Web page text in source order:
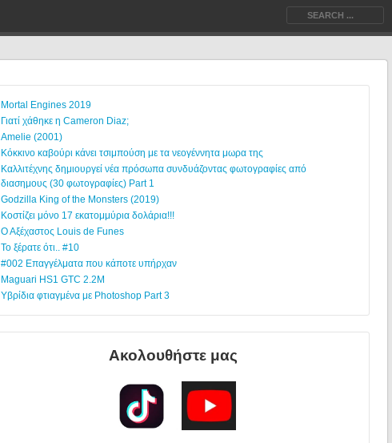
Mortal Engines 2019
Γιατί χάθηκε η Cameron Diaz;
Amelie (2001)
Κόκκινο καβούρι κάνει τσιμπούση με τα νεογέννητα μωρα της
Kαλλιτέχνης δημιουργεί νέα πρόσωπα συνδυάζοντας φωτογραφίες από
διασημους (30 φωτογραφίες) Part 1
Godzilla King of the Monsters (2019)
Κοστίζει μόνο 17 εκατομμύρια δολάρια!!!
Ο Αξέχαστος Louis de Funes
Το ξέρατε ότι.. #10
#002 Επαγγέλματα που κάποτε υπήρχαν
Maguari HS1 GTC 2.2M
Υβρίδια φτιαγμένα με Photoshop Part 3
Ακολουθήστε μας